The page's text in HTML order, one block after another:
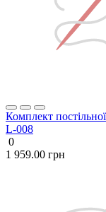
Комплект
L-008
0
1 959.00 грн